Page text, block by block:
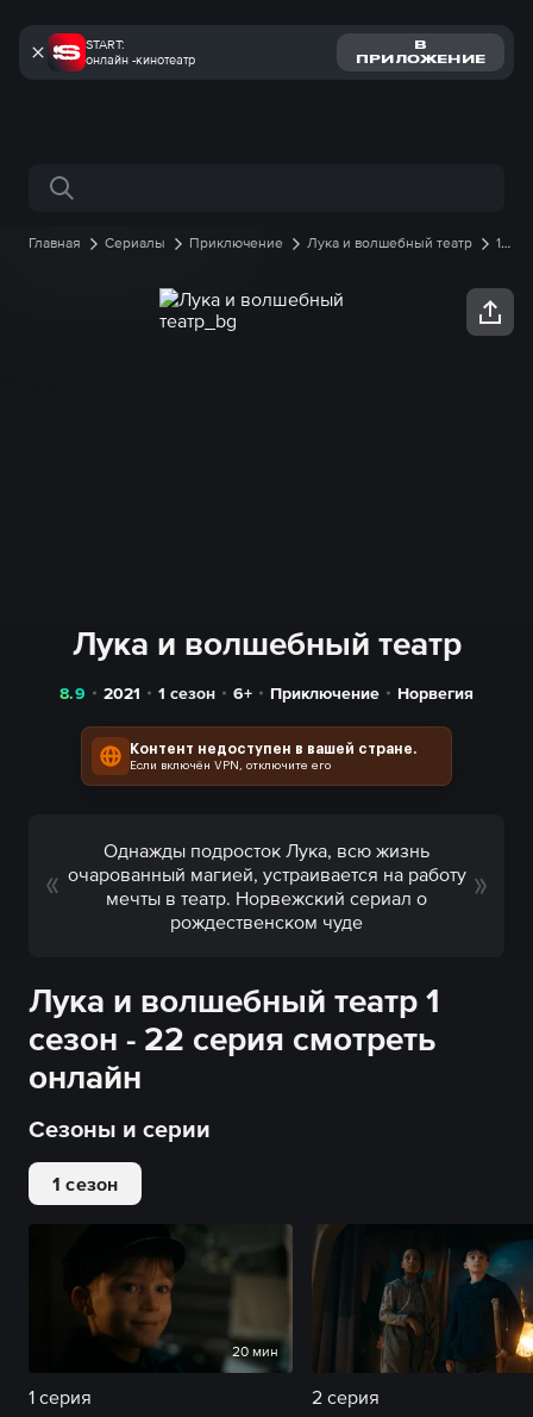
START:
онлайн -кинотеатр
В
ПРИЛОЖЕНИЕ
Поиск по сайту
Главная Сериалы Приключение Лука и волшебный театр
1
Лука и волшебный театр
8.9 2021 1 сезон 6+ Приключение Норвегия
Контент недоступен в вашей стране.
Если включён VPN, отключите его
Однажды подросток Лука, всю жизнь
очарованный магией, устраивается на работу
мечты в театр. Норвежский сериал о
рождественском чуде
Лука и волшебный театр 1
сезон - 22 серия смотреть
онлайн
Сезоны и серии
1 сезон
20 мин
1 серия 2 серия